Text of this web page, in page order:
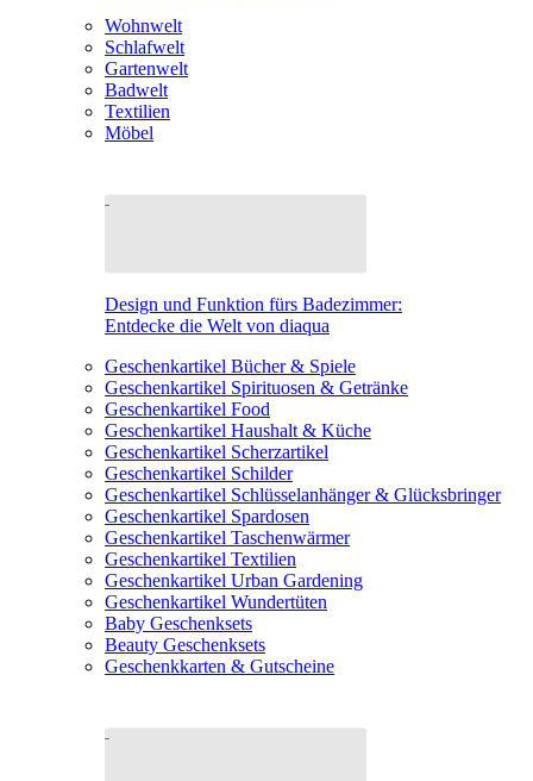
Wohnwelt
Schlafwelt
Gartenwelt
Badwelt
Textilien
Möbel
Design und Funktion fürs Badezimmer:
Entdecke die Welt von diaqua
Geschenkartikel Bücher & Spiele
Geschenkartikel Spirituosen & Getränke
Geschenkartikel Food
Geschenkartikel Haushalt & Küche
Geschenkartikel Scherzartikel
Geschenkartikel Schilder
Geschenkartikel Schlüsselanhänger & Glücksbringer
Geschenkartikel Spardosen
Geschenkartikel Taschenwärmer
Geschenkartikel Textilien
Geschenkartikel Urban Gardening
Geschenkartikel Wundertüten
Baby Geschenksets
Beauty Geschenksets
Geschenkkarten & Gutscheine